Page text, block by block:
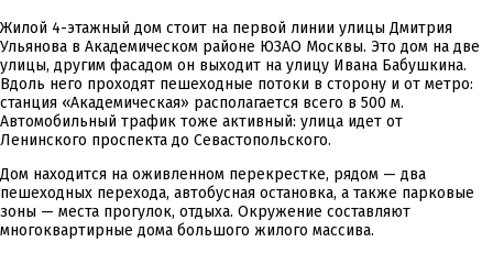
Жилой 4-этажный дом стоит на первой линии улицы Дмитрия
Ульянова в Академическом районе ЮЗАО Москвы. Это дом на две
улицы, другим фасадом он выходит на улицу Ивана Бабушкина.
Вдоль него проходят пешеходные потоки в сторону и от метро:
станция «Академическая» располагается всего в 500 м.
Автомобильный трафик тоже активный: улица идет от
Ленинского проспекта до Севастопольского.
Дом находится на оживленном перекрестке, рядом — два
пешеходных перехода, автобусная остановка, а также парковые
зоны — места прогулок, отдыха. Окружение составляют
многоквартирные дома большого жилого массива.